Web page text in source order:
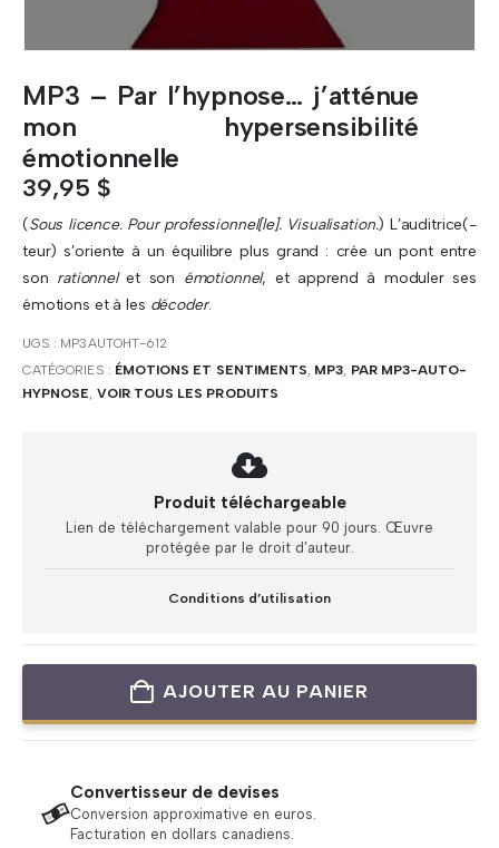
MP3 – Par l’hypnose… j’atténue
mon hypersensibilité
émotionnelle
39,95 $
(Sous licence. Pour professionnel[le]. Visualisation.) L’auditrice(-
teur) s’oriente à un équilibre plus grand : crée un pont entre
son rationnelet son émotionnel, et apprend à moduler ses
émotions et à les décoder.
UGS : MP3AUTOHT-612
CATÉGORIES : ÉMOTIONS ET SENTIMENTS, MP3, PAR MP3-AUTO-
HYPNOSE, VOIR TOUS LES PRODUITS
Produit téléchargeable
Lien de téléchargement valable pour 90 jours. Œuvre
protégée par le droit d’auteur.
Conditions d’utilisation
AJOUTER AU PANIER
Convertisseur de devises
Conversion approximative en euros.
Facturation en dollars canadiens.